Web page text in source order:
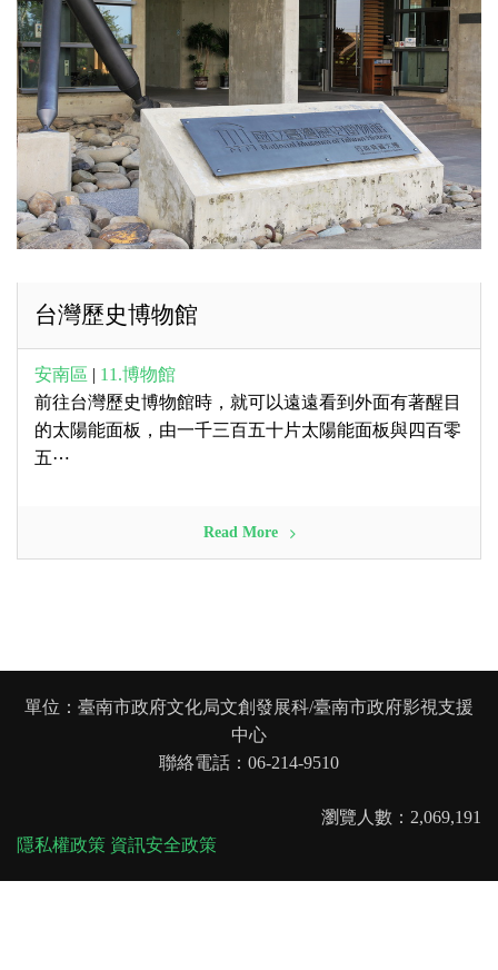
台灣歷史博物館
安南區 | 11.博物館
前往台灣歷史博物館時，就可以遠遠看到外面有著醒目
的太陽能面板，由一千三百五十片太陽能面板與四百零
五⋯
Read More
單位：臺南市政府文化局文創發展科/臺南市政府影視支援
中心
聯絡電話：06-214-9510
瀏覽人數：2,069,191
隱私權政策 資訊安全政策